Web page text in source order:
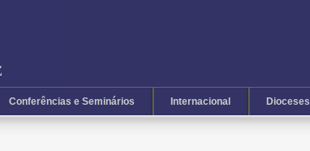
Conferências e Seminários Internacional Dioceses